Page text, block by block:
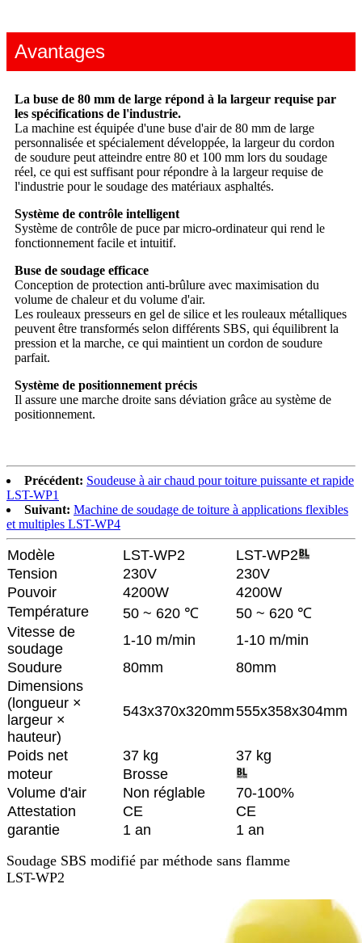
Avantages
La buse de 80 mm de large répond à la largeur requise par
les spécifications de l'industrie.
La machine est équipée d'une buse d'air de 80 mm de large
personnalisée et spécialement développée, la largeur du cordon
de soudure peut atteindre entre 80 et 100 mm lors du soudage
réel, ce qui est suffisant pour répondre à la largeur requise de
l'industrie pour le soudage des matériaux asphaltés.
Système de contrôle intelligent
Système de contrôle de puce par micro-ordinateur qui rend le
fonctionnement facile et intuitif.
Buse de soudage efficace
Conception de protection anti-brûlure avec maximisation du
volume de chaleur et du volume d'air.
Les rouleaux presseurs en gel de silice et les rouleaux métalliques
peuvent être transformés selon différents SBS, qui équilibrent la
pression et la marche, ce qui maintient un cordon de soudure
parfait.
Système de positionnement précis
Il assure une marche droite sans déviation grâce au système de
positionnement.
Précédent: Soudeuse à air chaud pour toiture puissante et rapide
LST-WP1
Suivant: Machine de soudage de toiture à applications flexibles
et multiples LST-WP4
Modèle LST-WP2
LST-WP2
Tension
230V
230V
Pouvoir
4200W
4200W
Température
50 ~ 620 ℃
50 ~ 620 ℃
Vitesse de
soudage
1-10 m/min
1-10 m/min
Soudure
80mm
80mm
Dimensions
(longueur ×
largeur ×
hauteur)
543x370x320mm555x358x304mm
Poids net 37 kg
37 kg
moteur
Brosse
Volume d'air
Non réglable
70-100%
Attestation
CE
CE
garantie
1 an
1 an
Soudage SBS modifié par méthode sans flamme
LST-WP2